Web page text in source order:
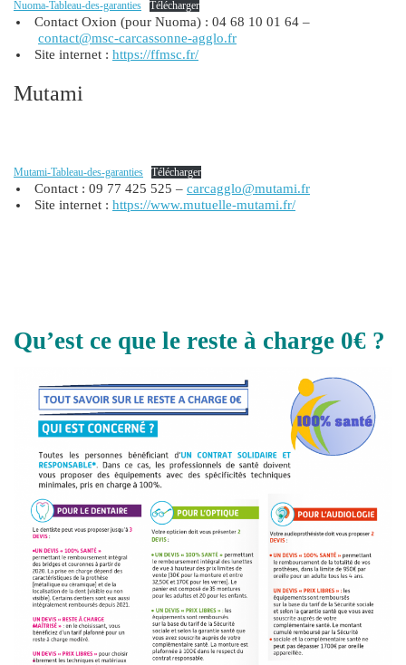
Nuoma-Tableau-des-garanties Télécharger
Contact Oxion (pour Nuoma) : 04 68 10 01 64 –
contact@msc-carcassonne-agglo.fr
Site internet : https://ffmsc.fr/
Mutami
Mutami-Tableau-des-garanties Télécharger
Contact : 09 77 425 525 – carcagglo@mutami.fr
Site internet : https://www.mutuelle-mutami.fr/
Qu’est ce que le reste à charge 0€ ?